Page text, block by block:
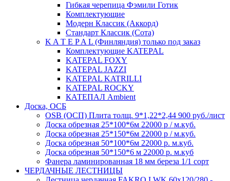
Гибкая черепица Фэмили Готик
Комплектующие
Модерн Классик (Аккорд)
Стандарт Классик (Сота)
K A T E P A L (Финляндия) только под заказ
Комплектующие KATEPAL
KATEPAL FOXY
KATEPAL JAZZI
KATEPAL KATRILLI
KATEPAL ROCKY
КАТЕПАЛ Ambient
Доска, ОСБ
OSB (ОСП) Плита толщ. 9*1,22*2,44 900 руб./лист
Доска обрезная 25*100*6м 22000 р / м.куб.
Доска обрезная 25*150*6м 22000 р / м.куб.
Доска обрезная 50*100*6м 22000 р. м.куб.
Доска обрезная 50*150*6 м 22000 р. м.куб
Фанера ламинированная 18 мм береза 1/1 сорт
ЧЕРДАЧНЫЕ ЛЕСТНИЦЫ